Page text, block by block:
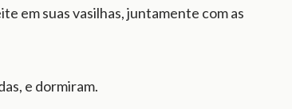
em suas vasilhas, juntamente com as
e dormiram.